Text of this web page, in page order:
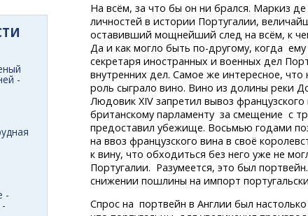
На всём, за что бы он ни брался. Маркиз
личностей в истории Португалии,
оставивший мощнейший след на всём, к
Да и как могло бытьпо-другому, когда ему
секретаря иностранных и военных дел
внутренних дел. Самое же интересное,
роль сыграло вино. Вино из долины реки
Людовик XIV запретил вывоз
британскому парламенту за смещение с
предоставил убежище. Восьмью годами
на ввоз французского вина в своё
к вину, что обходиться без него уже не
Португалии. Разумеется, это был
снижении пошлины на импорт
Спрос на портвейн в Англии был настолько
-
-